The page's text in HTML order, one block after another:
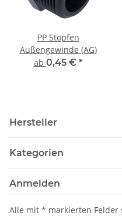
PP Stopfen
Außengewinde (AG)
ab 0,45 € *
Hersteller
Kategorien
Anmelden
Alle mit * markierten